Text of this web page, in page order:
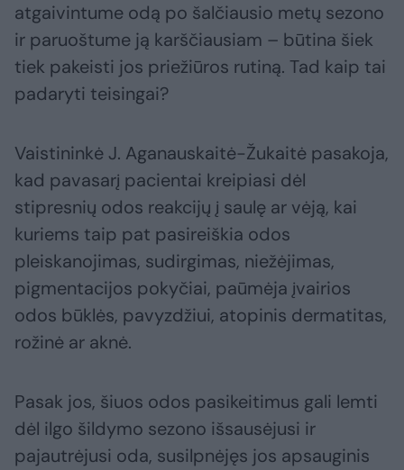
atgaivintume odą po šalčiausio metų sezono
ir paruoštume ją karščiausiam – būtina šiek
tiek pakeisti jos priežiūros rutiną. Tad kaip tai
padaryti teisingai?
Vaistininkė J. Aganauskaitė-Žukaitė pasakoja,
kad pavasarį pacientai kreipiasi dėl
stipresnių odos reakcijų į saulę ar vėją, kai
kuriems taip pat pasireiškia odos
pleiskanojimas, sudirgimas, niežėjimas,
pigmentacijos pokyčiai, paūmėja įvairios
odos būklės, pavyzdžiui, atopinis dermatitas,
rožinė ar aknė.
Pasak jos, šiuos odos pasikeitimus gali lemti
dėl ilgo šildymo sezono išsausėjusi ir
pajautrėjusi oda, susilpnėjęs jos apsauginis